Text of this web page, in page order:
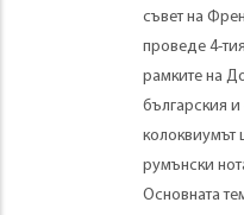
съвет на
проведе 4-
рамките на
българския и
колоквиумът
румънски
Основната